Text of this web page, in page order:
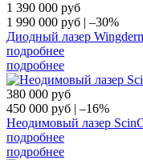
1 390 000 руб
1 990 000 руб
–30%
Диодный лазер
подробнее
подробнее
380 000 руб
450 000 руб
–16%
Неодимовый лазер
подробнее
подробнее